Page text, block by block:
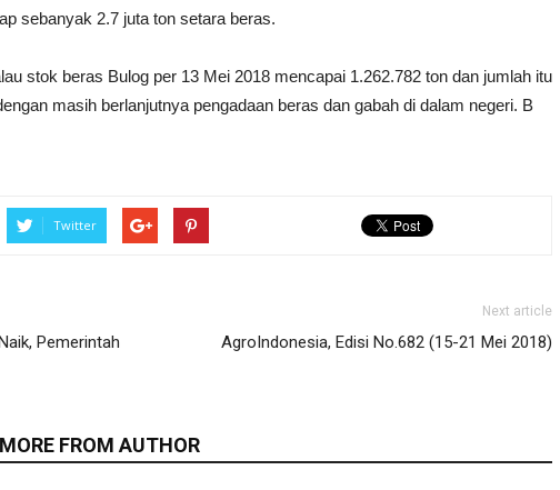
sebanyak 2.7 juta ton setara beras.
stok beras Bulog per 13 Mei 2018 mencapai 1.262.782 ton dan jumlah itu
masih berlanjutnya pengadaan beras dan gabah di dalam negeri. B
Twitter
Pemerintah
Next article
AgroIndonesia, Edisi No.682 (15-21 Mei 2018)
MORE FROM AUTHOR